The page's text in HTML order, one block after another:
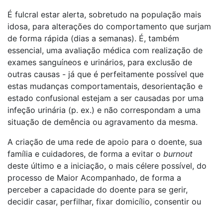
É fulcral estar alerta, sobretudo na população mais
idosa, para alterações do comportamento que surjam
de forma rápida (dias a semanas). É, também
essencial, uma avaliação médica com realização de
exames sanguíneos e urinários, para exclusão de
outras causas - já que é perfeitamente possível que
estas mudanças comportamentais, desorientação e
estado confusional estejam a ser causadas por uma
infeção urinária (p. ex.) e não correspondam a uma
situação de demência ou agravamento da mesma.
A criação de uma rede de apoio para o doente, sua
família e cuidadores, de forma a evitar o burnout
deste último e a iniciação, o mais célere possível, do
processo de Maior Acompanhado, de forma a
perceber a capacidade do doente para se gerir,
decidir casar, perfilhar, fixar domicílio, consentir ou